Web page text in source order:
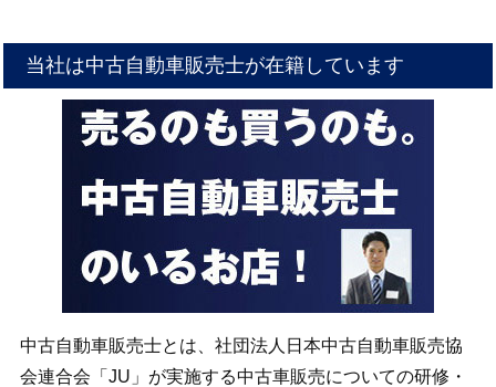
当社は中古自動車販売士が在籍しています
中古自動車販売士とは、社団法人日本中古自動車販売協
会連合会「JU」が実施する中古車販売についての研修・